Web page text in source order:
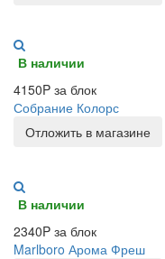
В наличии
4150P за блок
Собрание Колорс
Отложить в магазине
В наличии
2340P за блок
Marlboro Арома Фреш